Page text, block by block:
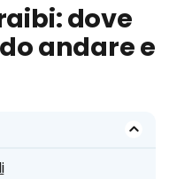
dove
andare e